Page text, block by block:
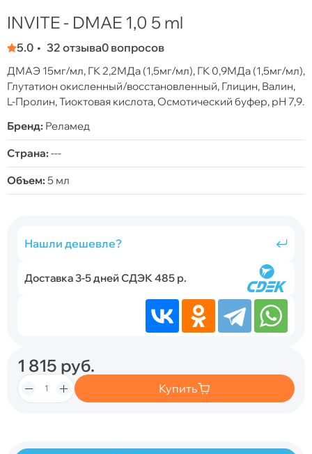
INVITE - DMAE 1,0 5 ml
5.0 32 отзыва0 вопросов
ДМАЭ 15мг/мл, ГК 2,2МДа (1,5мг/мл), ГК 0,9МДа (1,5мг/мл),
Глутатион окисленный/восстановленный, Глицин, Валин,
L-Пролин, Тиоктовая кислота, Осмотический буфер, рН 7,9.
Бренд: Реламед
Страна: ---
Объем: 5 мл
Нашли дешевле?
Доставка 3-5 дней СДЭК 485 р.
1 815 руб.
Купить